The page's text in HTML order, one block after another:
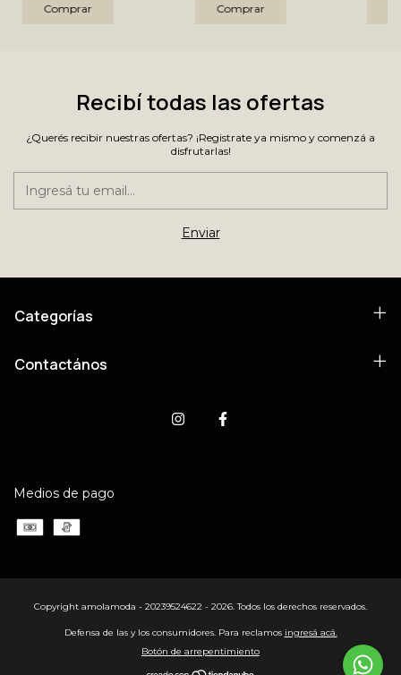
Comprar Comprar
Recibí todas las ofertas
¿Querés recibir nuestras ofertas? ¡Registrate ya mismo y comenzá a
disfrutarlas!
Categorías
Contactános
Medios de pago
Copyright amolamoda - 20239524622 - 2026. Todos los derechos reservados.
Defensa de las y los consumidores. Para reclamos ingresá acá.
Botón de arrepentimiento